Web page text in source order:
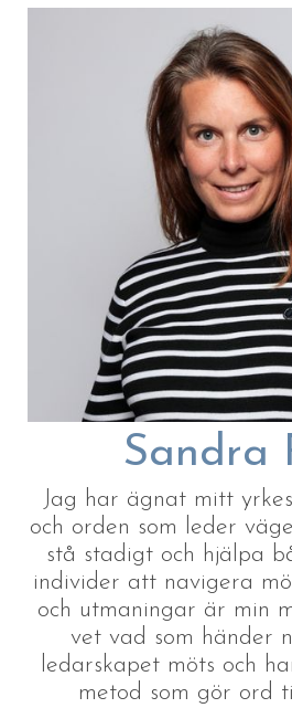
Sandra
Jag har ägnat mitt
och orden som leder
stå stadigt och hjälpa
individer att navigera
och utmaningar är min
vet vad som händer
ledarskapet möts och
metod som gör ord